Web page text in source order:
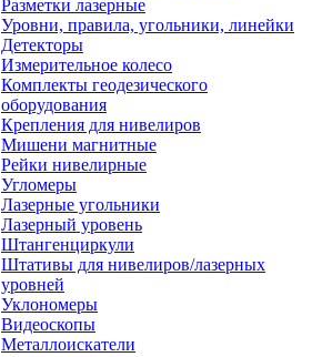
Разметки лазерные
Уровни, правила, угольники, линейки
Детекторы
Измерительное колесо
Комплекты геодезического
оборудования
Крепления для нивелиров
Мишени магнитные
Рейки нивелирные
Угломеры
Лазерные угольники
Лазерный уровень
Штангенциркули
Штативы для нивелиров/лазерных
уровней
Уклономеры
Видеоскопы
Металлоискатели